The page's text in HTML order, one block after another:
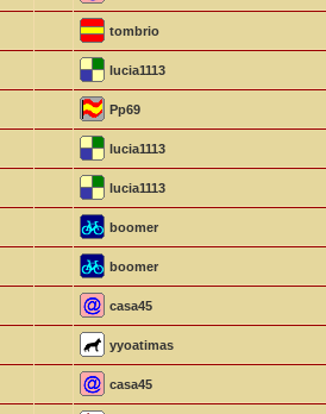
tombrio
lucia1113
Pp69
lucia1113
lucia1113
boomer
boomer
casa45
yyoatimas
casa45